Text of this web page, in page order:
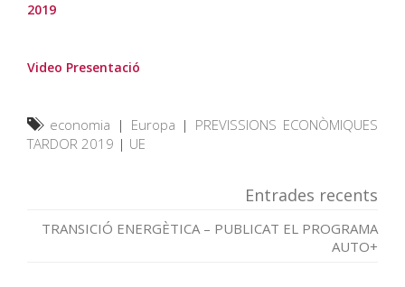
2019
Video Presentació
economia | Europa | PREVISSIONS ECONÒMIQUES
TARDOR 2019 | UE
Entrades recents
TRANSICIÓ ENERGÈTICA – PUBLICAT EL PROGRAMA
AUTO+